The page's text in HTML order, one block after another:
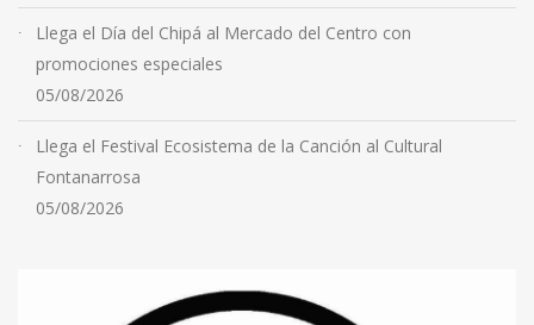
Llega el Día del Chipá al Mercado del Centro con
promociones especiales
05/08/2026
Llega el Festival Ecosistema de la Canción al Cultural
Fontanarrosa
05/08/2026